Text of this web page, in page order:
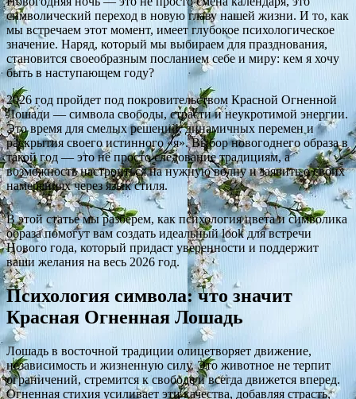
символический переход в новую главу нашей жизни. И то, как
мы встречаем этот момент, имеет глубокое психологическое
значение. Наряд, который мы выбираем для празднования,
становится своеобразным посланием себе и миру: кем я хочу
быть в наступающем году?
2026 год пройдет под покровительством Красной Огненной
Лошади — символа свободы, страсти и неукротимой энергии.
Это время для смелых решений, динамичных перемен и
раскрытия своего истинного «я». Выбор новогоднего образа в
такой год — это не просто следование традициям, а
возможность настроиться на нужную волну и заявить о своих
намерениях через язык стиля.
В этой статье мы разберем, как психология цвета и символика
образа помогут вам создать идеальный look для встречи
Нового года, который придаст уверенности и поддержит
ваши желания на весь 2026 год.
Психология символа: что значит
Красная Огненная Лошадь
Лошадь в восточной традиции олицетворяет движение,
независимость и жизненную силу. Это животное не терпит
ограничений, стремится к свободе и всегда движется вперед.
Огненная стихия усиливает эти качества, добавляя страсть,